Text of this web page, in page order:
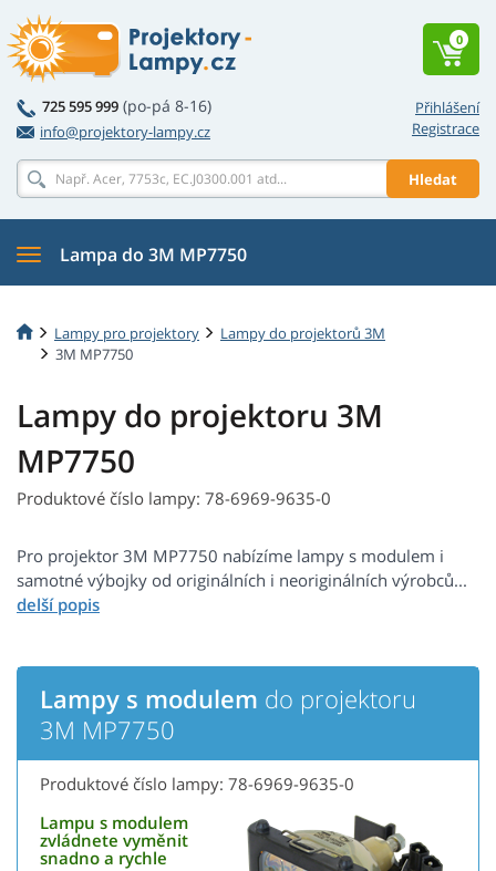
Přihlášení
Registrace
725 595 999 (po-pá 8-16)
info@projektory-lampy.cz
Hledat
0
Lampa do 3M MP7750
Lampy pro projektory
Lampy do projektorů 3M
3M MP7750
Lampy do projektoru 3M
MP7750
Produktové číslo lampy: 78-6969-9635-0
Pro projektor 3M MP7750 nabízíme lampy s modulem i
samotné výbojky od originálních i neoriginálních výrobců...
Lampy s modulem do projektoru
3M MP7750
Produktové číslo lampy: 78-6969-9635-0
Lampu s modulem
zvládnete vyměnit
snadno a rychle